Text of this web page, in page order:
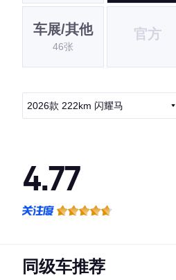
车展/其他
46张
官方
2026款 222km 闪耀马
4.77
·空间表现较为优秀，优于69%同级车
同级车推荐